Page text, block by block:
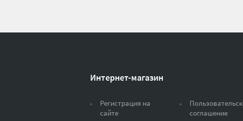
Интернет-магазин
Регистрация на
сайте
соглашение